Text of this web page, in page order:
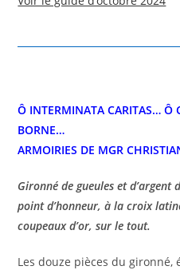
Ô INTERMINATA CARITAS… Ô
ARMOIRIES DE MGR
Gironné de gueules et d’argent
point d’honneur, à la croix
coupeaux d’or, sur le tout.
Les douze pièces du